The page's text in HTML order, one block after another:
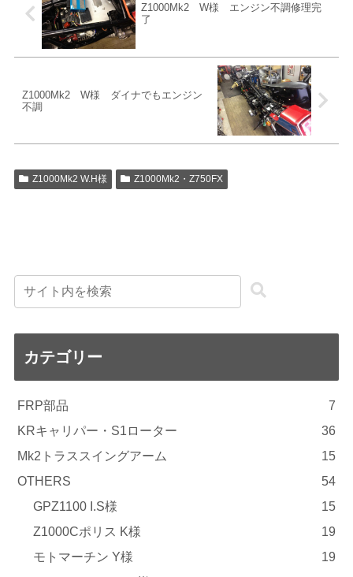
Z1000Mk2 W様 エンジン不調修理完
了
Z1000Mk2 W様 ダイナでもエンジン
不調
Z1000Mk2 W.H様 Z1000Mk2・Z750FX
カテゴリー
FRP部品
7
KRキャリパー・S1ローター
36
Mk2トラススイングアーム
15
OTHERS
54
GPZ1100 I.S様
15
Z1000Cポリス K様
19
モトマーチン Y様
19